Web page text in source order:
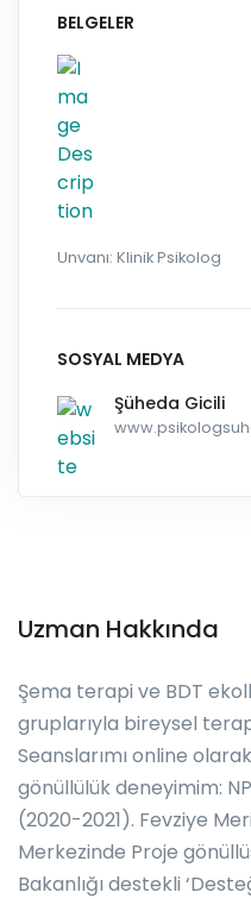
BELGELER
Unvanı: Klinik Psikolog
SOSYAL MEDYA
Şüheda Gicili
Uzman Hakkında
Şema terapi ve BDT
gruplarıyla bireysel
Seanslarımı online
gönüllülük deneyimim:
(2020-2021). Fevziye
Merkezinde Proje
Bakanlığı destekli